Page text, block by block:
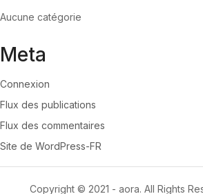
Aucune catégorie
Meta
Connexion
Flux des publications
Flux des commentaires
Site de WordPress-FR
Copyright © 2021 - aora. All Rights